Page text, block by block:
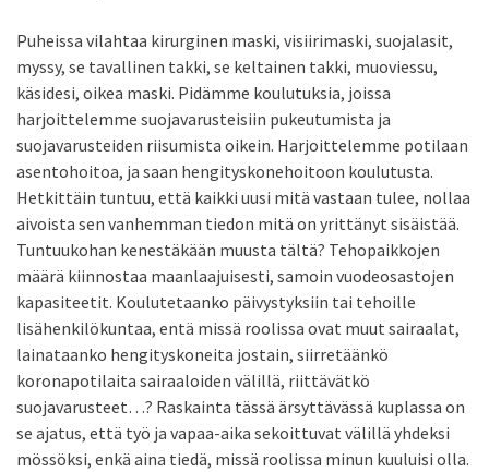
Puheissa vilahtaa kirurginen maski, visiirimaski, suojalasit,
myssy, se tavallinen takki, se keltainen takki, muoviessu,
käsidesi, oikea maski. Pidämme koulutuksia, joissa
harjoittelemme suojavarusteisiin pukeutumista ja
suojavarusteiden riisumista oikein. Harjoittelemme potilaan
asentohoitoa, ja saan hengityskonehoitoon koulutusta.
Hetkittäin tuntuu, että kaikki uusi mitä vastaan tulee, nollaa
aivoista sen vanhemman tiedon mitä on yrittänyt sisäistää.
Tuntuukohan kenestäkään muusta tältä? Tehopaikkojen
määrä kiinnostaa maanlaajuisesti, samoin vuodeosastojen
kapasiteetit. Koulutetaanko päivystyksiin tai tehoille
lisähenkilökuntaa, entä missä roolissa ovat muut sairaalat,
lainataanko hengityskoneita jostain, siirretäänkö
koronapotilaita sairaaloiden välillä, riittävätkö
suojavarusteet…? Raskainta tässä ärsyttävässä kuplassa on
se ajatus, että työ ja vapaa-aika sekoittuvat välillä yhdeksi
mössöksi, enkä aina tiedä, missä roolissa minun kuuluisi olla.